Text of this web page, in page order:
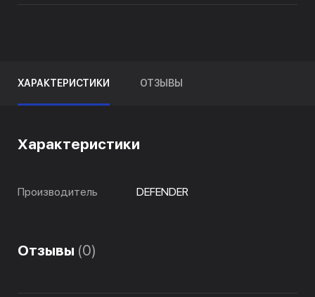
ХАРАКТЕРИСТИКИ ОТЗЫВЫ
Характеристики
Производитель DEFENDER
Отзывы (0)